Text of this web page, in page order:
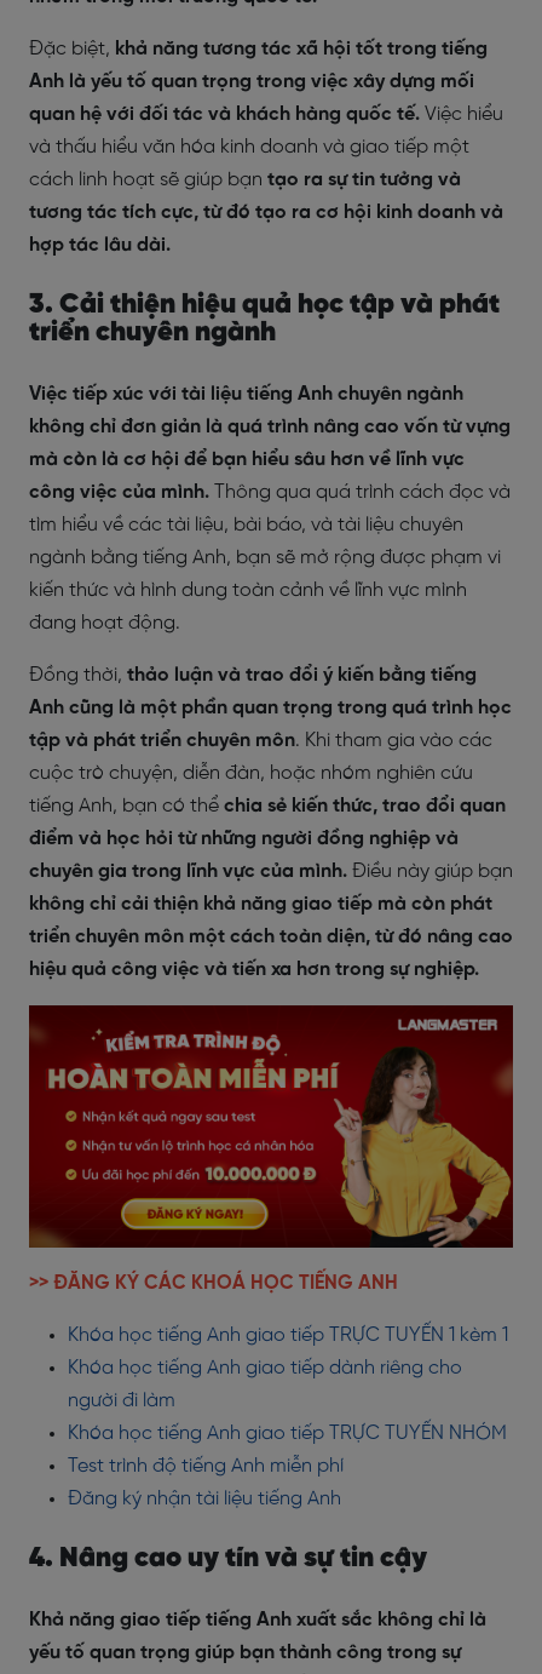
Đặc biệt, khả năng tương tác xã hội tốt trong tiếng
Anh là yếu tố quan trọng trong việc xây dựng mối
quan hệ với đối tác và khách hàng quốc tế. Việc hiểu
và thấu hiểu văn hóa kinh doanh và giao tiếp một
cách linh hoạt sẽ giúp bạn tạo ra sự tin tưởng và
tương tác tích cực, từ đó tạo ra cơ hội kinh doanh và
hợp tác lâu dài.
3. Cải thiện hiệu quả học tập và phát
triển chuyên ngành
Việc tiếp xúc với tài liệu tiếng Anh chuyên ngành
không chỉ đơn giản là quá trình nâng cao vốn từ vựng
mà còn là cơ hội để bạn hiểu sâu hơn về lĩnh vực
công việc của mình.
Thông qua quá trình cách đọc và
tìm hiểu về các tài liệu, bài báo, và tài liệu chuyên
ngành bằng tiếng Anh, bạn sẽ mở rộng được phạm vi
kiến thức và hình dung toàn cảnh về lĩnh vực mình
đang hoạt động.
Đồng thời, thảo luận và trao đổi ý kiến bằng tiếng
Anh cũng là một phần quan trọng trong quá trình học
tập và phát triển chuyên môn. Khi tham gia vào các
cuộc trò chuyện, diễn đàn, hoặc nhóm nghiên cứu
tiếng Anh, bạn có thể chia sẻ kiến thức, trao đổi quan
điểm và học hỏi từ những người đồng nghiệp và
chuyên gia trong lĩnh vực của mình. Điều này giúp bạn
không chỉ cải thiện khả năng giao tiếp mà còn phát
triển chuyên môn một cách toàn diện, từ đó nâng cao
hiệu quả công việc và tiến xa hơn trong sự nghiệp.
>> ĐĂNG KÝ CÁC KHOÁ HỌC TIẾNG ANH
Khóa học tiếng Anh giao tiếp TRỰC TUYẾN 1 kèm 1
Khóa học tiếng Anh giao tiếp dành riêng cho
người đi làm
Khóa học tiếng Anh giao tiếp TRỰC TUYẾN NHÓM
Test trình độ tiếng Anh miễn phí
Đăng ký nhận tài liệu tiếng Anh
4. Nâng cao uy tín và sự tin cậy
Khả năng giao tiếp tiếng Anh xuất sắc không chỉ là
yếu tố quan trọng giúp bạn thành công trong sự